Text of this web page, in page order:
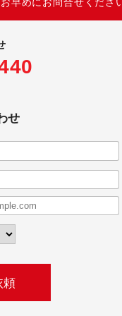
せ